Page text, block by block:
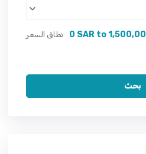
نطاق السعر 0 SAR to
بحث